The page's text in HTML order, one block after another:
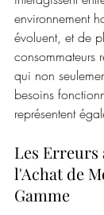
environnement
évoluent, et de
consommateurs
qui non
besoins
représentent
Les Erreurs
l'Achat de
Gamme